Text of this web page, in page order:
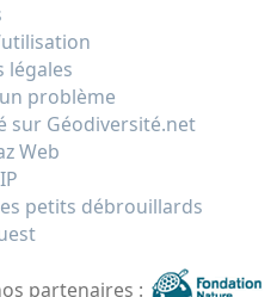
légales
problème
sur Géodiversité.net
Web
petits débrouillards
partenaires :